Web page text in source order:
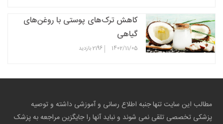
کاهش ترک‌های پوستی با روغن‌های
گیاهی
1402/11/05
|
2196بازدید
مطالب این سایت تنها جنبه اطلاع رسانی و آموزشی داشته و توصیه
پزشکی تخصصی تلقی نمی شوند و نباید آنها را جایگزین مراجعه به پزشک